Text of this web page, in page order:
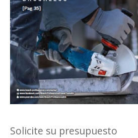
Solicite su presupuesto